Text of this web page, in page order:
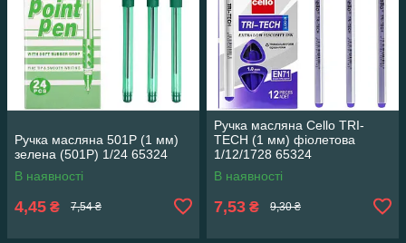
Ручка масляна 501P (1 мм)
зелена (501P) 1/24 65324
В наявності
4,45 ₴ 7,54 ₴
Ручка масляна Cello TRI-
TECH (1 мм) фіолетова
1/12/1728 65324
В наявності
7,53 ₴ 9,30 ₴